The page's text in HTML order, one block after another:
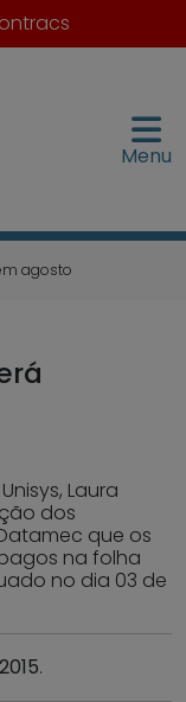
Menu
agosto
Laura
dos
que os
na folha
no dia 03 de
.